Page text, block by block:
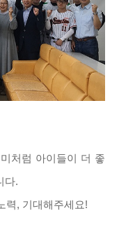
처럼 아이들이 더 좋
다.
력, 기대해주세요!